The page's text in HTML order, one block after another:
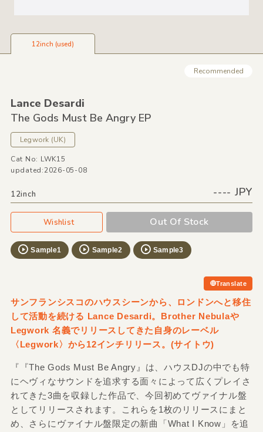
12inch (used)
Recommended
Lance Desardi
The Gods Must Be Angry EP
Legwork (UK)
Cat No: LWK15
updated:2026-05-08
12inch ---- JPY
Wishlist Out Of Stock
Sample1 Sample2 Sample3
Translate
サンフランシスコのハウスシーンから、ロンドンへと移住
して活動を続ける Lance Desardi。Brother Nebulaや
Legwork 名義でリリースしてきた自身のレーベル
〈Legwork〉から12インチリリース。 (サイトウ)
『『The Gods Must Be Angry』は、ハウスDJの中でも特
にヘヴィなサウンドを追求する面々によって広くプレイさ
れてきた3曲を収録した作品で、今回初めてヴァイナル盤
としてリリースされます。これらを1枚のリリースにまと
め、さらにヴァイナル盤限定の新曲「What I Know」を追